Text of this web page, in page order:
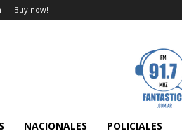
Buy now!
NACIONALES POLICIALES